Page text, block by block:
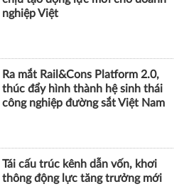
công nghiệp đường sắt Việt Nam
Tái cấu trúc kênh dẫn vốn, khơi
thông động lực tăng trưởng mới